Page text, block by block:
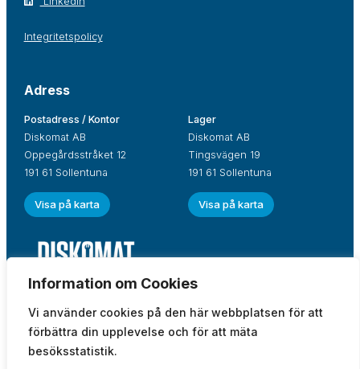
Information om Cookies
Vi använder cookies på den här webbplatsen för att
förbättra din upplevelse och för att mäta
besöksstatistik.
Integritetspolicy
Adress
Postadress / Kontor
Diskomat AB
Oppegårdsstråket 12
191 61 Sollentuna
Visa på karta
Lager
Diskomat AB
Tingsvägen 19
191 61 Sollentuna
Visa på karta